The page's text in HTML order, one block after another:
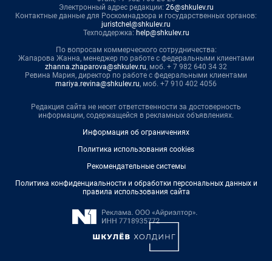
Электронный адрес редакции: 26@shkulev.ru
Контактные данные для Роскомнадзора и государственных органов:
juristchel@shkulev.ru
Техподдержка: help@shkulev.ru
По вопросам коммерческого сотрудничества:
Жапарова Жанна, менеджер по работе с федеральными клиентами
zhanna.zhaparova@shkulev.ru, моб. + 7 982 640 34 32
Ревина Мария, директор по работе с федеральными клиентами
mariya.revina@shkulev.ru, моб. +7 910 402 4056
Редакция сайта не несет ответственности за достоверность
информации, содержащейся в рекламных объявлениях.
Информация об ограничениях
Политика использования cookies
Рекомендательные системы
Политика конфиденциальности и обработки персональных данных и
правила использования сайта